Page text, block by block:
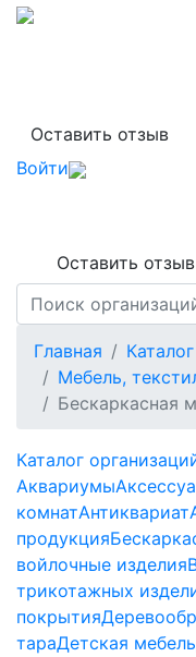
Оставить отзыв
Войти
Оставить отзыв
Главная
Мебель,
Бескаркасная
Каталог
Аквариумы
комнатАнтиквариат
продукция
войлочные изделия
трикотажных
покрытия
тараДетская мебель